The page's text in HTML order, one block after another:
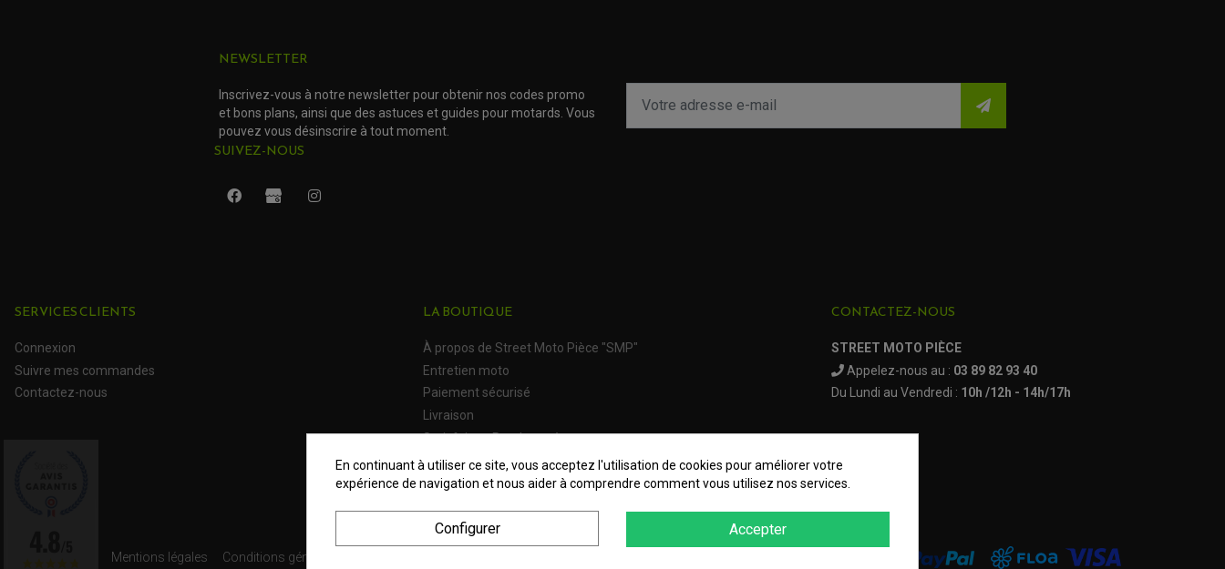
NEWSLETTER
Inscrivez-vous à notre newsletter pour obtenir nos codes promo
et bons plans, ainsi que des astuces et guides pour motards. Vous
pouvez vous désinscrire à tout moment.
SUIVEZ-NOUS
SERVICES CLIENTS
Connexion
Suivre mes commandes
Contactez-nous
LA BOUTIQUE
À propos de Street Moto Pièce "SMP"
Entretien moto
Paiement sécurisé
Livraison
Satisfait ou Remboursé
CONTACTEZ-NOUS
STREET MOTO PIÈCE
Appelez-nous au : 03 89 82 93 40
Du Lundi au Vendredi : 10h /12h - 14h/17h
Mentions légales Conditions générales
En continuant à utiliser ce site, vous acceptez l'utilisation de cookies pour améliorer votre
expérience de navigation et nous aider à comprendre comment vous utilisez nos services.
Configurer Accepter